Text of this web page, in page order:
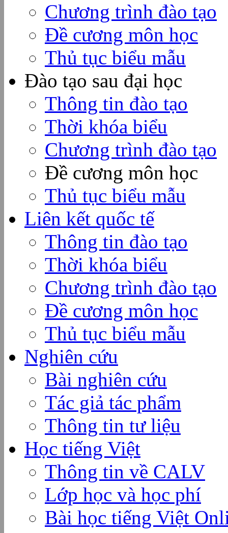
Chương trình đào tạo
Đề cương môn học
Thủ tục biểu mẫu
Đào tạo sau đại học
Thông tin đào tạo
Thời khóa biểu
Chương trình đào tạo
Đề cương môn học
Thủ tục biểu mẫu
Liên kết quốc tế
Thông tin đào tạo
Thời khóa biểu
Chương trình đào tạo
Đề cương môn học
Thủ tục biểu mẫu
Nghiên cứu
Bài nghiên cứu
Tác giả tác phẩm
Thông tin tư liệu
Học tiếng Việt
Thông tin về CALV
Lớp học và học phí
Bài học tiếng Việt